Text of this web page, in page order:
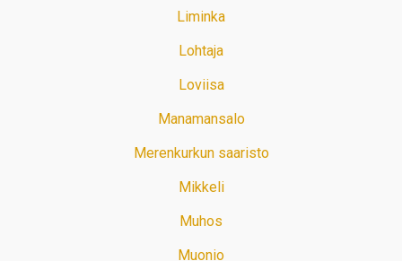
Liminka
Lohtaja
Loviisa
Manamansalo
Merenkurkun saaristo
Mikkeli
Muhos
Muonio